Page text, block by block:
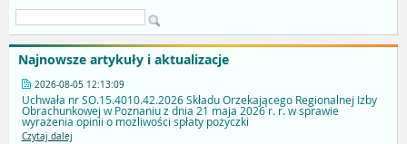
Najnowsze artykuły i aktualizacje
2026-08-05 12:13:09
Uchwała nr SO.15.4010.42.2026 Składu Orzekającego Regionalnej Izby
Obrachunkowej w Poznaniu z dnia 21 maja 2026 r. r. w sprawie
wyrażenia opinii o możliwości spłaty pożyczki
Czytaj dalej